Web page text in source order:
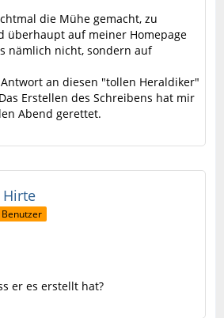
die Mühe gemacht, zu
überhaupt auf meiner Homepage
nämlich nicht, sondern auf
an diesen "tollen Heraldiker"
Erstellen des Schreibens hat mir
Abend gerettet.
Hirte
er es erstellt hat?